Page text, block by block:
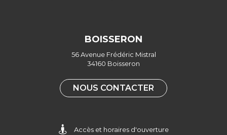
Facebook
BOISSERON
56 Avenue Frédéric Mistral
34160 Boisseron
NOUS CONTACTER
Accès et horaires d'ouverture